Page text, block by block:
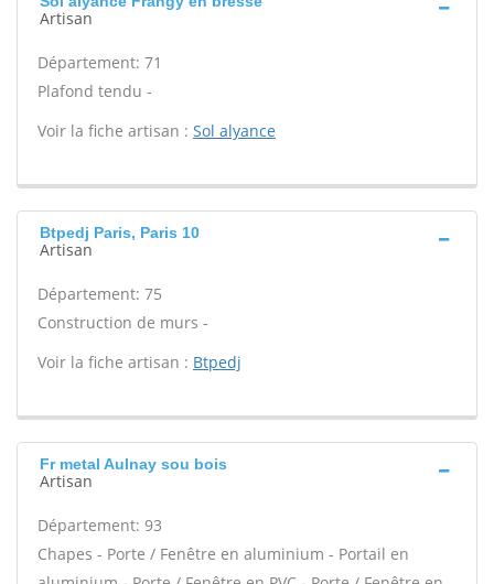
Artisan
Département: 71
Plafond tendu -
Voir la fiche artisan : Sol alyance
Btpedj Paris, Paris 10
Artisan
Département: 75
Construction de murs -
Voir la fiche artisan : Btpedj
Fr metal Aulnay sou bois
Artisan
Département: 93
Chapes - Porte / Fenêtre en aluminium - Portail en